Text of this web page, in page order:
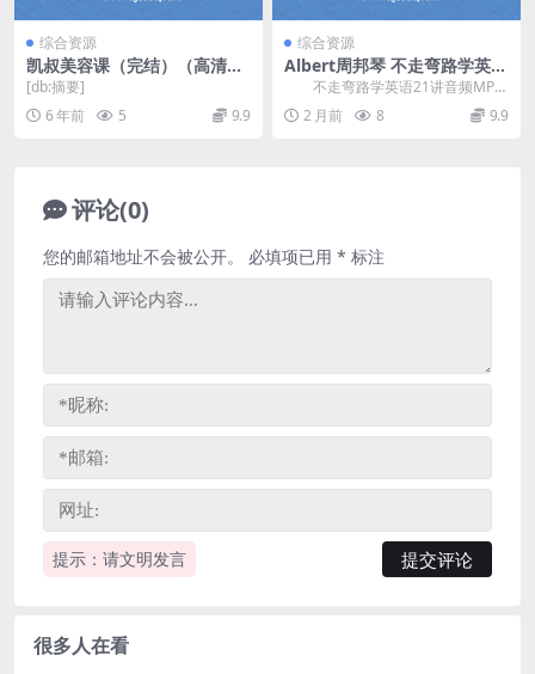
综合资源
凯叔美容课（完结）（高清视
频）百度网盘
[db:摘要]
6 年前
5 9.9
综合资源
Albert周邦琴 不走弯路学英语
21讲音频课(MP3资源268M)
百度网盘分享
不走弯路学英语21讲音频MP3
资源，由 周邦琴 (Albert)老师讲
课，英...
2 月前 8 9.9
评论(0)
提示：请文明发言
您的邮箱地址不会被公开。 必填项已用 * 标注
很多人在看